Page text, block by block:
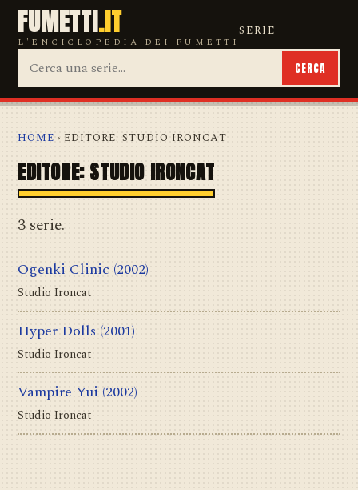
FUMETTI.IT
L'ENCICLOPEDIA DEI FUMETTI
SERIE
CERCA
HOME › EDITORE: STUDIO IRONCAT
EDITORE: STUDIO IRONCAT
3 serie.
Ogenki Clinic (2002)
Studio Ironcat
Hyper Dolls (2001)
Studio Ironcat
Vampire Yui (2002)
Studio Ironcat